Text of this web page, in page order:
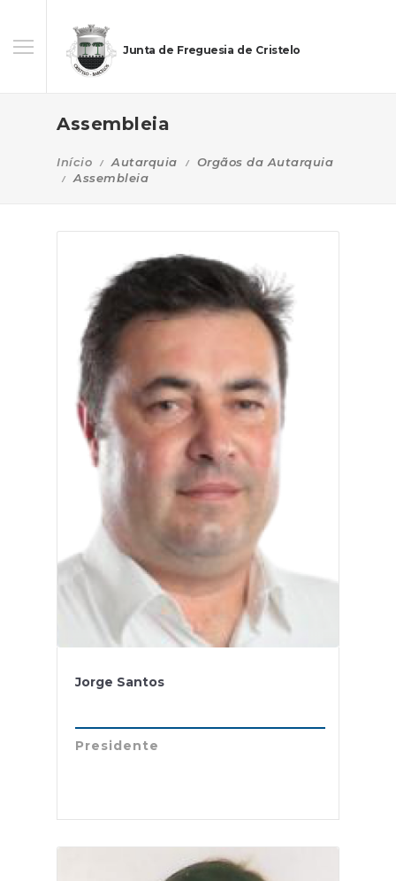
Junta de Freguesia de Cristelo
Assembleia
Início Autarquia
Orgãos da Autarquia
Assembleia
Jorge Santos
Presidente